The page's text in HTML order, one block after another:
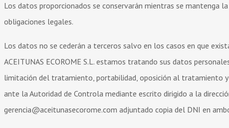
Los datos proporcionados se conservarán mientras se mantenga
obligaciones legales.
Los datos no se cederán a terceros salvo en los casos en que
ACEITUNAS ECOROME S.L. estamos tratando sus datos
limitación del tratamiento, portabilidad, oposición al tratamiento
ante la Autoridad de Controla mediante escrito dirigido a la
gerencia@aceitunasecorome.com adjuntado copia del DNI en